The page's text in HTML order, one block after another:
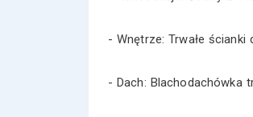
- Wnętrze: Trwałe ścianki
- Dach: Blachodachówka